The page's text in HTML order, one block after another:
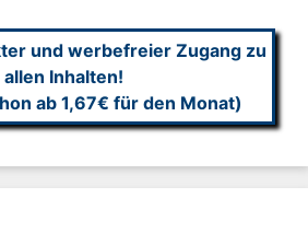
und werbefreier Zugang zu
allen Inhalten!
ab 1,67€ für den Monat)